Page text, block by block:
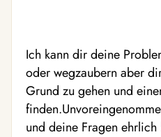
Ich kann dir deine
oder wegzaubern aber
Grund zu gehen und
und deine Fragen ehrlich